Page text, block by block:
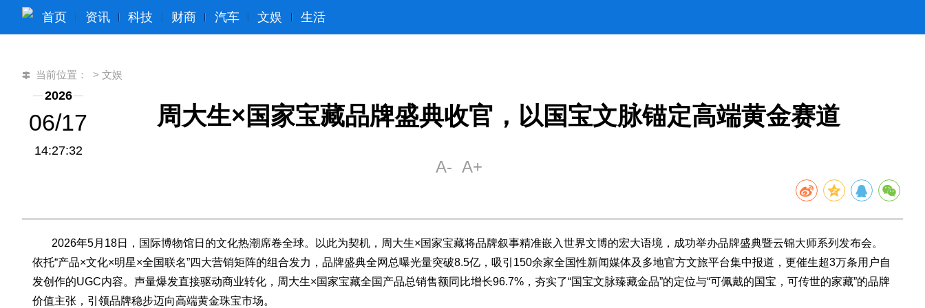
首页 资讯 科技 财商 汽车 文娱 生活
当前位置： > 文娱
2026
06/17
14:27:32
周大生×国家宝藏品牌盛典收官，以国宝文脉锚定高端黄金赛道
​ 2026年5月18日，国际博物馆日的文化热潮席卷全球。以此为契机，周大生×国家宝藏将品牌叙事精准嵌入世界文博的宏大语境，成功举办品牌盛典暨云锦大师系列发布会。
依托“产品×文化×明星×全国联名”四大营销矩阵的组合发力，品牌盛典全网总曝光量突破8.5亿，吸引150余家全国性新闻媒体及多地官方文旅平台集中报道，更催生超3万条用户自
发创作的UGC内容。声量爆发直接驱动商业转化，周大生×国家宝藏全国产品总销售额同比增长96.7%，夯实了“国宝文脉臻藏金品”的定位与“可佩戴的国宝，可传世的家藏”的品牌
价值主张，引领品牌稳步迈向高端黄金珠宝市场。